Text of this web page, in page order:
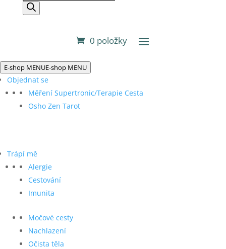
search
0 položky
E-shop MENUE-shop MENU
Objednat se
Měření Supertronic/Terapie Cesta
Osho Zen Tarot
Trápí mě
Alergie
Cestování
Imunita
Močové cesty
Nachlazení
Očista těla